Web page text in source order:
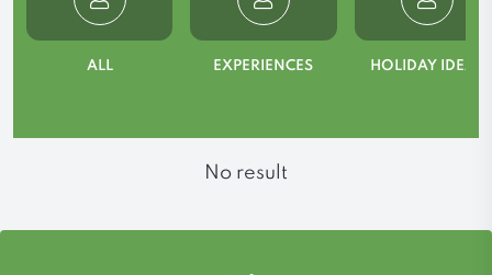
ALL EXPERIENCES HOLIDAY IDEAS
No result